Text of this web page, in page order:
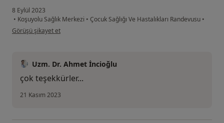
8 Eylül 2023
• Koşuyolu Sağlık Merkezi • Çocuk Sağlığı Ve Hastalıkları Randevusu •
kullanıcının görüşüne göre e.....
Görüşü şikayet et
Uzm. Dr. Ahmet İncioğlu
çok teşekkürler...
21 Kasım 2023